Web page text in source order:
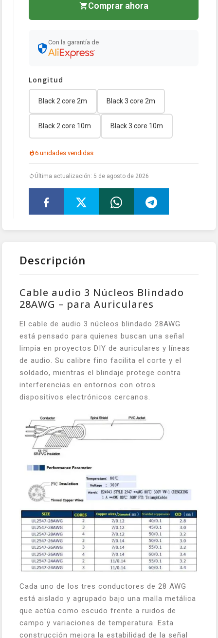
Comprar ahora
Con la garantía de
Longitud
Black 2 core 2m Black 3 core 2m
Black 2 core 10m Black 3 core 10m
6 unidades vendidas
Última actualización: 5 de agosto de 2026
Descripción
Cable audio 3 Núcleos Blindado
28AWG – para Auriculares
El cable de audio 3 núcleos blindado 28AWG
está pensado para quienes buscan una señal
limpia en proyectos DIY de auriculares y líneas
de audio. Su calibre fino facilita el corte y el
soldado, mientras el blindaje protege contra
interferencias en entornos con otros
dispositivos electrónicos cercanos.
Cada uno de los tres conductores de 28 AWG
está aislado y agrupado bajo una malla metálica
que actúa como escudo frente a ruidos de
campo y variaciones de temperatura. Esta
construcción mejora la estabilidad de la señal